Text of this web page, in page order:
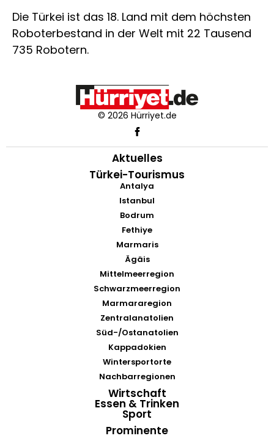
Die Türkei ist das 18. Land mit dem höchsten
Roboterbestand in der Welt mit 22 Tausend
735 Robotern.
© 2026 Hürriyet.de
Aktuelles
Türkei-Tourismus
Antalya
Istanbul
Bodrum
Fethiye
Marmaris
Ägäis
Mittelmeerregion
Schwarzmeerregion
Marmararegion
Zentralanatolien
Süd-/Ostanatolien
Kappadokien
Wintersportorte
Nachbarregionen
Wirtschaft
Essen & Trinken
Sport
Prominente